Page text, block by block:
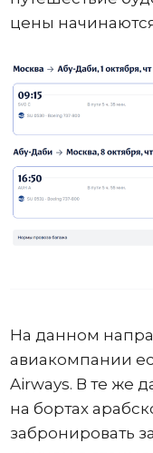
цены
На данном
авиакомпании
Airways. В те же
на бортах
забронировать